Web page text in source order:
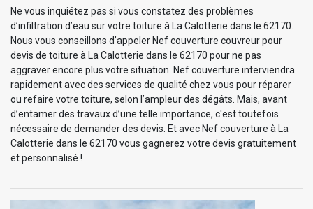
Ne vous inquiétez pas si vous constatez des problèmes
d’infiltration d’eau sur votre toiture à La Calotterie dans le 62170.
Nous vous conseillons d’appeler Nef couverture couvreur pour
devis de toiture à La Calotterie dans le 62170 pour ne pas
aggraver encore plus votre situation. Nef couverture interviendra
rapidement avec des services de qualité chez vous pour réparer
ou refaire votre toiture, selon l’ampleur des dégâts. Mais, avant
d’entamer des travaux d’une telle importance, c'est toutefois
nécessaire de demander des devis. Et avec Nef couverture à La
Calotterie dans le 62170 vous gagnerez votre devis gratuitement
et personnalisé !